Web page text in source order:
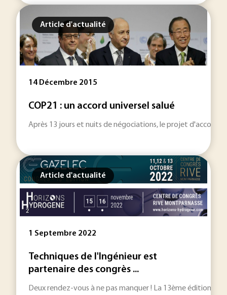
Article d'actualité
14 Décembre 2015
COP21 : un accord universel salué
Après 13 jours et nuits de négociations, le projet d'accord
Article d'actualité
1 Septembre 2022
Techniques de l'Ingénieur est
partenaire des congrès ...
Deux rendez-vous à ne pas manquer ! La 13ème édition du